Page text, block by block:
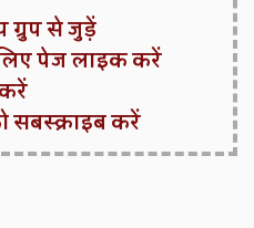
ग्रुप से जुड़ें
पेज लाइक करें
सबस्क्राइब करें